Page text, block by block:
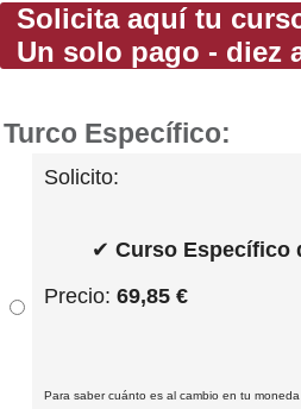
Solicita aquí tu
Un solo pago - diez
Turco Específico:
Solicito:
✔ Curso Específico
Precio: 69,85 €
Para saber cuánto es al cambio en tu moneda